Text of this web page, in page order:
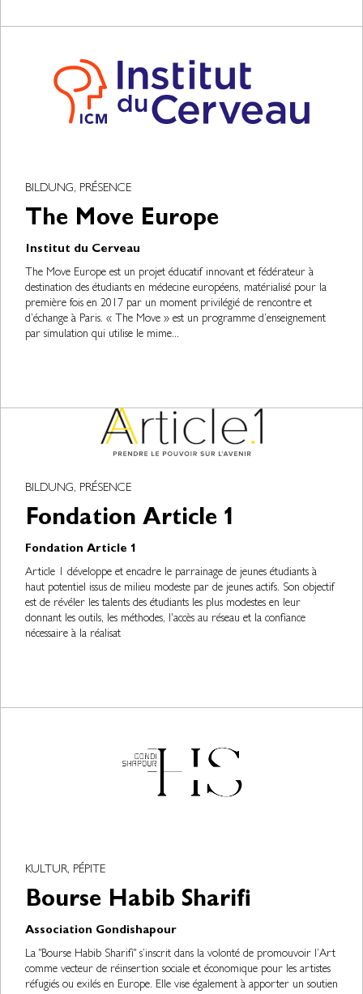
BILDUNG, PRÉSENCE
The Move Europe
Institut du Cerveau
The Move Europe est un projet éducatif innovant et fédérateur à
destination des étudiants en médecine européens, matérialisé pour la
première fois en 2017 par un moment privilégié de rencontre et
d’échange à Paris. « The Move » est un programme d’enseignement
par simulation qui utilise le mime...
BILDUNG, PRÉSENCE
Fondation Article 1
Fondation Article 1
Article 1 développe et encadre le parrainage de jeunes étudiants à
haut potentiel issus de milieu modeste par de jeunes actifs. Son objectif
est de révéler les talents des étudiants les plus modestes en leur
donnant les outils, les méthodes, l'accès au réseau et la confiance
nécessaire à la réalisat
KULTUR, PÉPITE
Bourse Habib Sharifi
Association Gondishapour
La "Bourse Habib Sharifi" s’inscrit dans la volonté de promouvoir l’Art
comme vecteur de réinsertion sociale et économique pour les artistes
réfugiés ou exilés en Europe. Elle vise également à apporter un soutien